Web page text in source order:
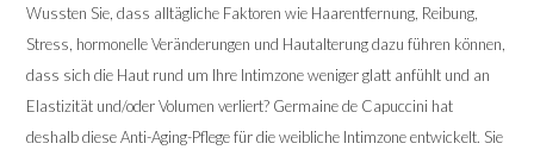
Wussten Sie, dass alltägliche Faktoren wie Haarentfernung, Reibung,
Stress, hormonelle Veränderungen und Hautalterung dazu führen können,
dass sich die Haut rund um Ihre Intimzone weniger glatt anfühlt und an
Elastizität und/oder Volumen verliert? Germaine de Capuccini hat
deshalb diese Anti-Aging-Pflege für die weibliche Intimzone entwickelt. Sie